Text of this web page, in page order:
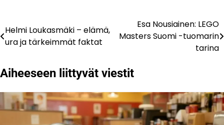
Artikkelien
selaus
Helmi Loukasmäki – elämä,
ura ja tärkeimmät faktat
Esa Nousiainen: LEGO
Masters Suomi -tuomarin
tarina
Aiheeseen liittyvät viestit